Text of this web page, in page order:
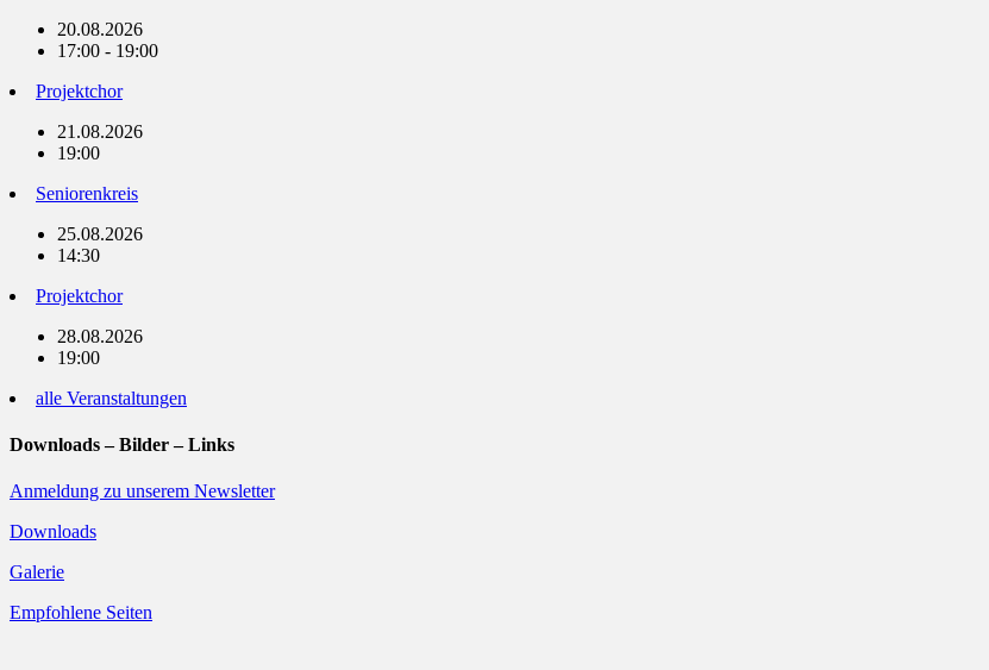
20.08.2026
17:00 - 19:00
Projektchor
21.08.2026
19:00
Seniorenkreis
25.08.2026
14:30
Projektchor
28.08.2026
19:00
alle Veranstaltungen
Downloads – Bilder – Links
Anmeldung zu unserem Newsletter
Downloads
Galerie
Empfohlene Seiten